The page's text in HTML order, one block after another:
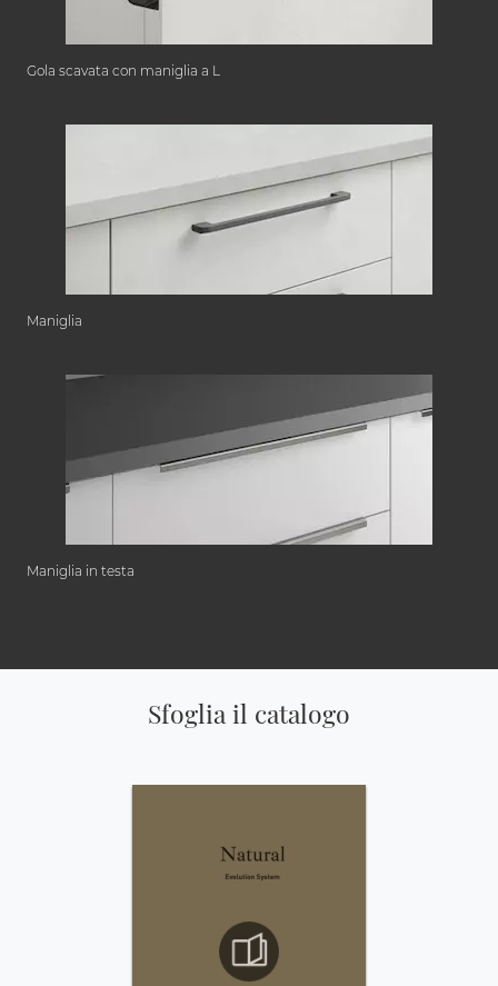
Gola scavata con maniglia a L
Maniglia
Maniglia in testa
Sfoglia il catalogo